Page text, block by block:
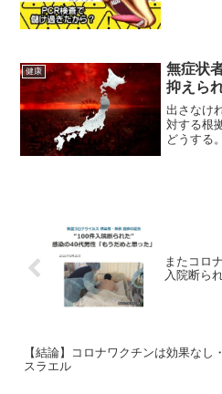
健康
無症状
抑えら
出さなけ
対する根
どうする
ません
またコロ
入院断ら
【結論】コロナワクチンは効果なし
スラエル